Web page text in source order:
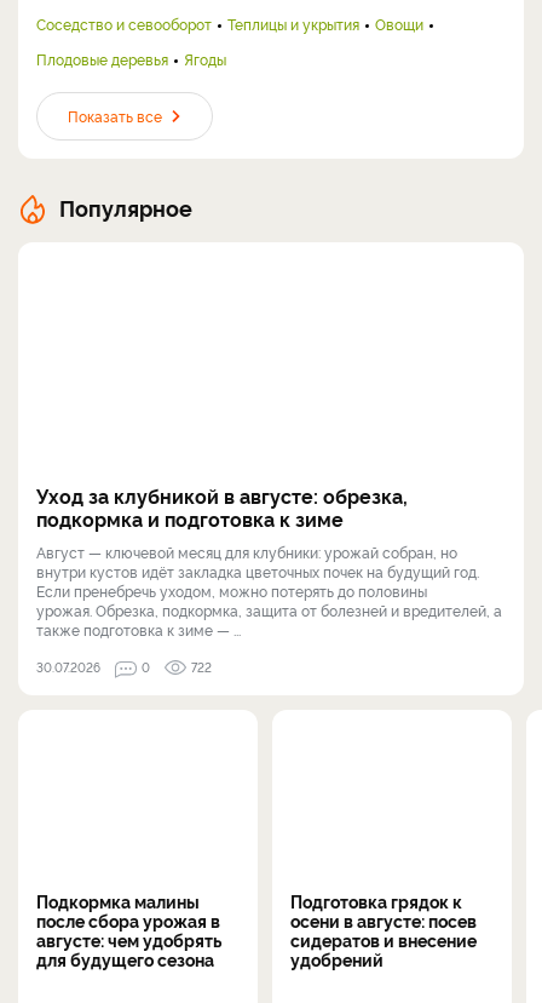
Соседство и севооборот
Теплицы и укрытия
Овощи
Плодовые деревья
Ягоды
Показать все
Популярное
Уход за клубникой в августе: обрезка,
подкормка и подготовка к зиме
Август — ключевой месяц для клубники: урожай собран, но
внутри кустов идёт закладка цветочных почек на будущий год.
Если пренебречь уходом, можно потерять до половины
урожая. Обрезка, подкормка, защита от болезней и вредителей, а
также подготовка к зиме — ...
30.07.2026 0 722
Подкормка малины
после сбора урожая в
августе: чем удобрять
для будущего сезона
Подготовка грядок к
осени в августе: посев
сидератов и внесение
удобрений